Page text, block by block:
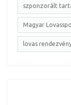
szponzorált
Magyar
lovas